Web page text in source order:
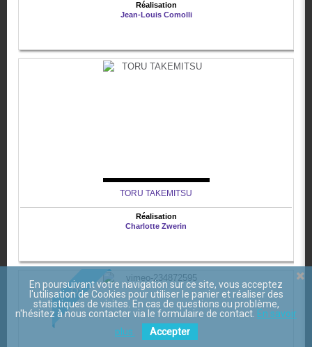
Réalisation
Jean-Louis Comolli
TORU TAKEMITSU
Réalisation
Charlotte Zwerin
VOD
En poursuivant votre navigation sur ce site, vous acceptez
l'utilisation de Cookies pour utiliser le panier et réaliser des
statistiques de visites. En cas de questions ou problème,
n'hésitez à nous contacter via le formulaire de contact. En savoir
plus.
Accepter